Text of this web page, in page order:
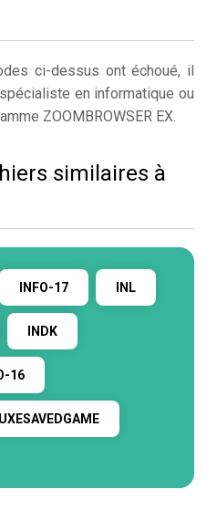
ci-dessus ont échoué, il
en informatique ou
ZOOMBROWSER EX.
similaires à
INFO-17 INL
INDK
16